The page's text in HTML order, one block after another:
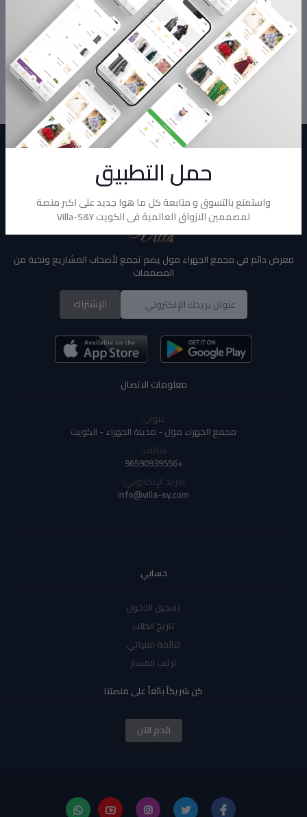
سياسة الدعم
سياسة الخصوصية
معرض دائم في مجمع الجهراء مول يضم تجمع لأصحاب المشاريع ونخبة من
المصممات
الإشتراك
معلومات الاتصال
عنوان:
مجمع الجهراء مول - مدينة الجهراء - الكويت
هاتف:
+96590939556
البريد الإلكتروني:
info@villa-sy.com
حسابي
تسجيل الدخول
تاريخ الطلب
قائمة امنياتي
ترتيب المسار
كن شريكاً بائعاً على منصتنا
قدم الآن
حمل التطبيق
واستمتع بالتسوق و متابعة كل ما هوا جديد على اكبر منصة
لمصممين الازواق العالمية فى الكويت Villa-S&Y